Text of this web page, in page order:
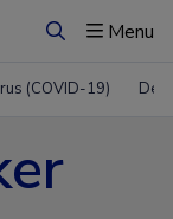
ZoekenMenu
(COVID-19)